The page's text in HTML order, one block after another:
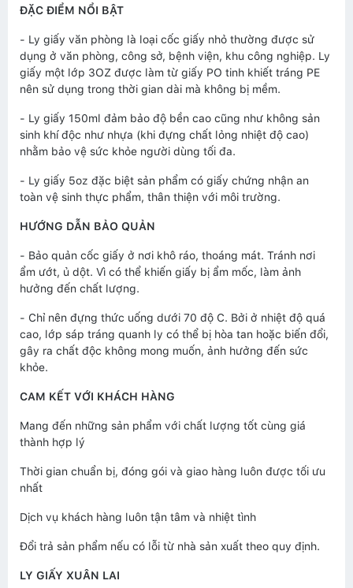
ĐẶC ĐIỂM NỔI BẬT
- Ly giấy văn phòng là loại cốc giấy nhỏ thường được sử
dụng ở văn phòng, công sở, bệnh viện, khu công nghiệp. Ly
giấy một lớp 3OZ được làm từ giấy PO tinh khiết tráng PE
nên sử dụng trong thời gian dài mà không bị mềm.
- Ly giấy 150ml đảm bảo độ bền cao cũng như không sản
sinh khí độc như nhựa (khi đựng chất lỏng nhiệt độ cao)
nhằm bảo vệ sức khỏe người dùng tối đa.
- Ly giấy 5oz đặc biệt sản phẩm có giấy chứng nhận an
toàn vệ sinh thực phẩm, thân thiện với môi trường.
HƯỚNG DẪN BẢO QUẢN
- Bảo quản cốc giấy ở nơi khô ráo, thoáng mát. Tránh nơi
ẩm ướt, ủ dột. Vì có thể khiến giấy bị ẩm mốc, làm ảnh
hưởng đến chất lượng.
- Chỉ nên đựng thức uống dưới 70 độ C. Bởi ở nhiệt độ quá
cao, lớp sáp tráng quanh ly có thể bị hòa tan hoặc biến đổi,
gây ra chất độc không mong muốn, ảnh hưởng đến sức
khỏe.
CAM KẾT VỚI KHÁCH HÀNG
Mang đến những sản phẩm với chất lượng tốt cùng giá
thành hợp lý
Thời gian chuẩn bị, đóng gói và giao hàng luôn được tối ưu
nhất
Dịch vụ khách hàng luôn tận tâm và nhiệt tình
Đổi trả sản phẩm nếu có lỗi từ nhà sản xuất theo quy định.
LY GIẤY XUÂN LAI